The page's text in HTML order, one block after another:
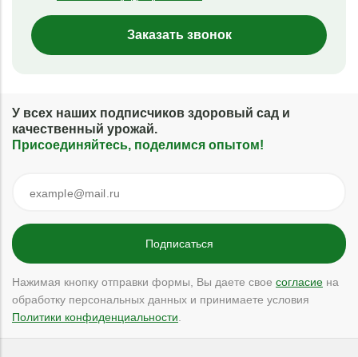
Заказать звонок
У всех наших подписчиков здоровый сад и
качественный урожай.
Присоединяйтесь, поделимся опытом!
Нажимая кнопку отправки формы, Вы даете свое согласие на
обработку персональных данных и принимаете условия
Политики конфиденциальности